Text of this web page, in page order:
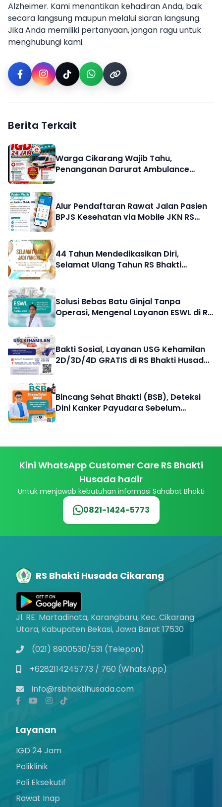
Alzheimer. Kami menantikan kehadiran Anda, baik
secara langsung maupun melalui siaran langsung.
Jika Anda memiliki pertanyaan, jangan ragu untuk
menghubungi kami.
Berita Terkait
Warga Cikarang Wajib Tahu,
Penanganan Darurat Ambulance
Alur Pendaftaran Rawat Jalan Pasien
BPJS Kesehatan via Mobile JKN RS
44 Tahun Mendedikasikan Diri,
Selamat Ulang Tahun RS Bhakti
Solusi Bebas Batu Ginjal Tanpa
Operasi, Mengenal Layanan ESWL di RS
Bakti Sosial, Layanan USG Kehamilan
2D/3D/4D GRATIS di RS Bhakti Husada
Bincang Sehat Bhakti (BSB), Deteksi
Dini Kanker Payudara Sebelum
Kini WhatsApp Customer Care RS Bhakti
Husada hadir
Untuk menjawab kebutuhan informasi Sahabat Bhakti
0821-1424-5773
RS Bhakti Husada Cikarang
Jl. RE. Martadinata, Karangbaru, Kec. Cikarang
Utara, Kabupaten Bekasi, Jawa Barat 17530
(021) 8900530/531 (Telepon)
+6282114245773 / 760 (WhatsApp)
info@rsbhaktihusada.com
Layanan
IGD 24 Jam
Poliklinik
Poli Eksekutif
Rawat Inap